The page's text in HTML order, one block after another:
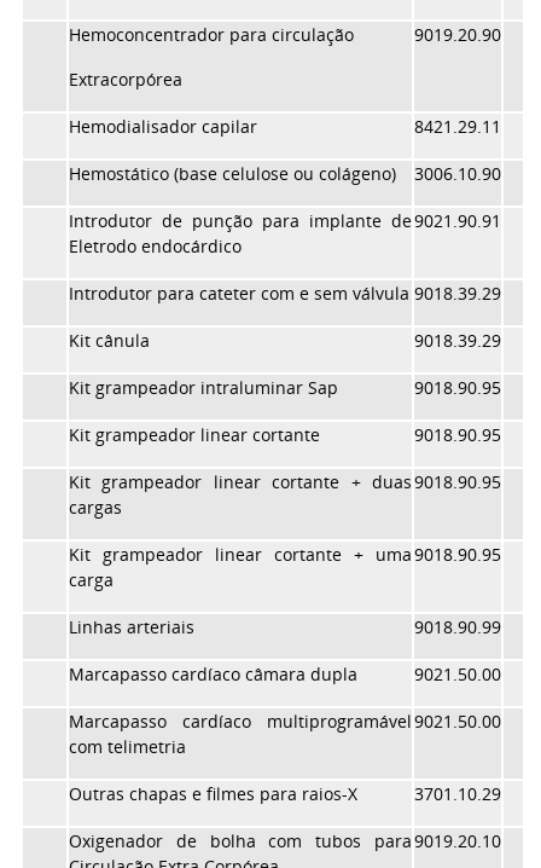
Hemoconcentrador para circulação
Extracorpórea
9019.20.90
Hemodialisador capilar 8421.29.11
Hemostático (base celulose ou colágeno) 3006.10.90
Introdutor de punção para implante de
Eletrodo endocárdico
9021.90.91
Introdutor para cateter com e sem válvula 9018.39.29
Kit cânula 9018.39.29
Kit grampeador intraluminar Sap 9018.90.95
Kit grampeador linear cortante 9018.90.95
Kit grampeador linear cortante + duas
cargas
9018.90.95
Kit grampeador linear cortante + uma
carga
9018.90.95
Linhas arteriais 9018.90.99
Marcapasso cardíaco câmara dupla 9021.50.00
Marcapasso cardíaco multiprogramável
com telimetria
9021.50.00
Outras chapas e filmes para raios-X 3701.10.29
Oxigenador de bolha com tubos para9019.20.10